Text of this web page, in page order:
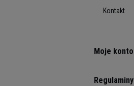
Kontakt
Moje konto
Regulaminy